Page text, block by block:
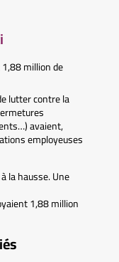
million de
lutter contre la
avaient,
employeuses
la hausse. Une
1,88 million